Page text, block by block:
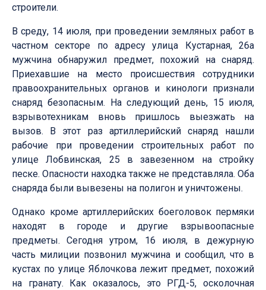
строители.
В среду, 14 июля, при проведении земляных работ в
частном секторе по адресу улица Кустарная, 26а
мужчина обнаружил предмет, похожий на снаряд.
Приехавшие на место происшествия сотрудники
правоохранительных органов и кинологи признали
снаряд безопасным. На следующий день, 15 июля,
взрывотехникам вновь пришлось выезжать на
вызов. В этот раз артиллерийский снаряд нашли
рабочие при проведении строительных работ по
улице Лобвинская, 25 в завезенном на стройку
песке. Опасности находка также не представляла. Оба
снаряда были вывезены на полигон и уничтожены.
Однако кроме артиллерийских боеголовок пермяки
находят в городе и другие взрывоопасные
предметы. Сегодня утром, 16 июля, в дежурную
часть милиции позвонил мужчина и сообщил, что в
кустах по улице Яблочкова лежит предмет, похожий
на гранату. Как оказалось, это РГД-5, осколочная